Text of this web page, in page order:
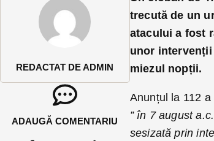
REDACTAT DE ADMIN
ADAUGĂ COMENTARIU
trecută de un
atacului a fost
unor
miezul nopții.
Anunțul la 112
” în 7 august
sesizată prin